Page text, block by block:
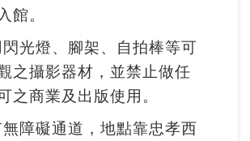
館。
閃光燈、腳架、自拍棒等可
之攝影器材，並禁止做任
之商業及出版使用。
無障礙通道，地點靠忠孝西